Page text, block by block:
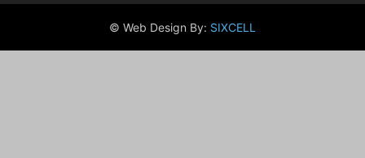
© Web Design By: SIXCELL